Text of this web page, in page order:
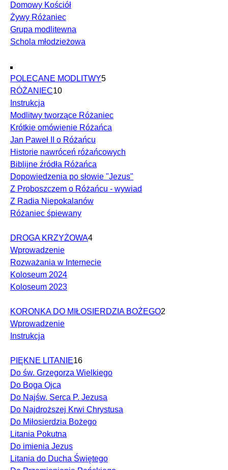
Domowy Kościół
Żywy Różaniec
Grupa modlitewna
Schola młodzieżowa
POLECANE MODLITWY5
RÓŻANIEC10
Instrukcja
Modlitwy tworzące Różaniec
Krótkie omówienie Różańca
Jan Paweł II o Różańcu
Historie nawróceń różańcowych
Biblijne źródła Różańca
Dopowiedzenia po słowie "Jezus"
Z Proboszczem o Różańcu - wywiad
Z Radia Niepokalanów
Różaniec śpiewany
DROGA KRZYŻOWA4
Wprowadzenie
Rozważania w Internecie
Koloseum 2024
Koloseum 2023
KORONKA DO MIŁOSIERDZIA BOŻEGO2
Wprowadzenie
Instrukcja
PIĘKNE LITANIE16
Do św. Grzegorza Wielkiego
Do Boga Ojca
Do Najśw. Serca P. Jezusa
Do Najdroższej Krwi Chrystusa
Do Miłosierdzia Bożego
Litania Pokutna
Do imienia Jezus
Litania do Ducha Świętego